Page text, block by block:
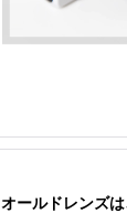
オールドレンズ